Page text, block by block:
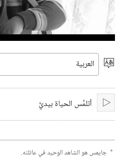
اختر
أتلمَّس الحياة بيديَّ‏
a جايمس هو الشاهد الوحيد في عائلته.‏